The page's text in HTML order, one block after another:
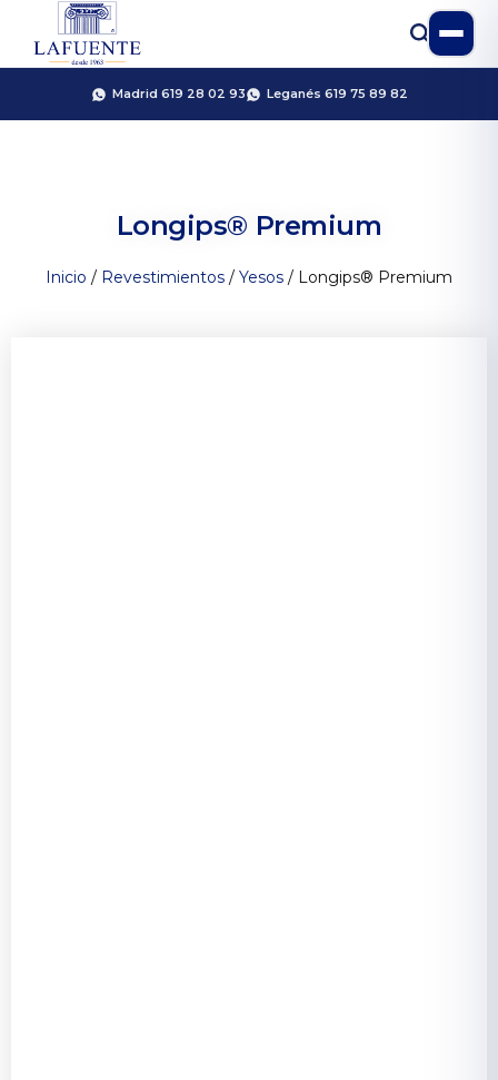
Madrid 619 28 02 93 Leganés 619 75 89 82
Longips® Premium
Inicio / Revestimientos / Yesos / Longips® Premium